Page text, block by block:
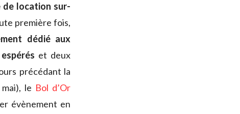
de location sur-
première fois,
dédié aux
et deux
précédant la
le Bol d’Or
évènement en